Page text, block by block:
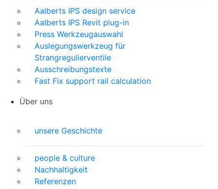
Aalberts IPS design service
Aalberts IPS Revit plug-in
Press Werkzeugauswahl
Auslegungswerkzeug für
Strangregulierventile
Ausschreibungstexte
Fast Fix support rail calculation
Über uns
unsere Geschichte
people & culture
Nachhaltigkeit
Referenzen